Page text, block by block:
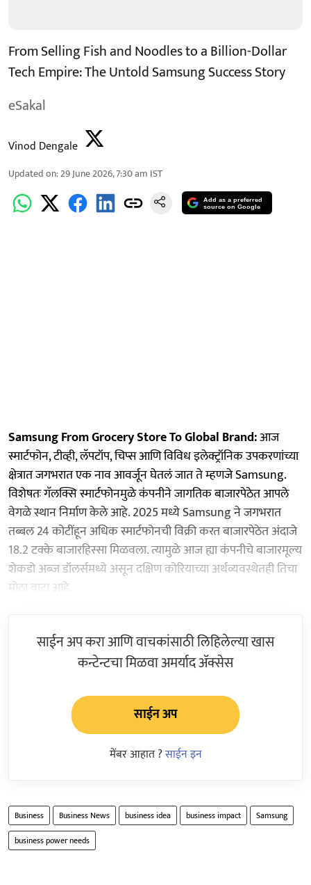
From Selling Fish and Noodles to a Billion-Dollar
Tech Empire: The Untold Samsung Success Story
eSakal
Vinod Dengale
Updated on:29 June 2026, 7:30 am IST
Add as a preferred
source on Google
Samsung From Grocery Store To Global Brand:आज
स्मार्टफोन, टीव्ही, लॅपटॉप, चिप्स आणि विविध इलेक्ट्रॉनिक उपकरणांच्या
क्षेत्रात जगभरात एक नाव आवर्जून घेतलं जात ते म्हणजे Samsung.
विशेषतः गॅलक्सि स्मार्टफोनमुळे कंपनीने जागतिक बाजारपेठेत आपले
वेगळे स्थान निर्माण केले आहे. 2025 मध्ये Samsung ने जगभरात
तब्बल 24 कोटींहून अधिक स्मार्टफोनची विक्री करत बाजारपेठेत अंदाजे
18.2 टक्के बाजारहिस्सा मिळवला. त्यामुळे आज ह्या कंपनीचे बाजारमूल्य
शेकडो अब्ज डॉलर्समध्ये असून दक्षिण कोरियाच्या अर्थव्यवस्थेतही तिचा
मोठा वाटा आहे.
साईन अप करा आणि वाचकांसाठी लिहिलेल्या खास
कन्टेन्टचा मिळवा अमर्याद ॲक्सेस
साईन अप
मेंबर आहात ?साईन इन
Business Business News business idea business impact
Samsung
business power needs